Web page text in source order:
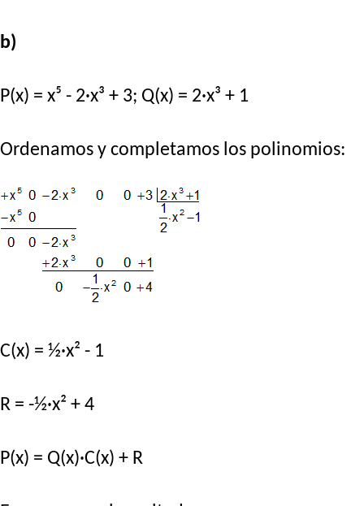
b)
P(x) = x⁵ - 2·x³ + 3; Q(x) = 2·x³ + 1
Ordenamos y completamos los polinomios:
C(x) = ½·x² - 1
R = -½·x² + 4
P(x) = Q(x)·C(x) + R